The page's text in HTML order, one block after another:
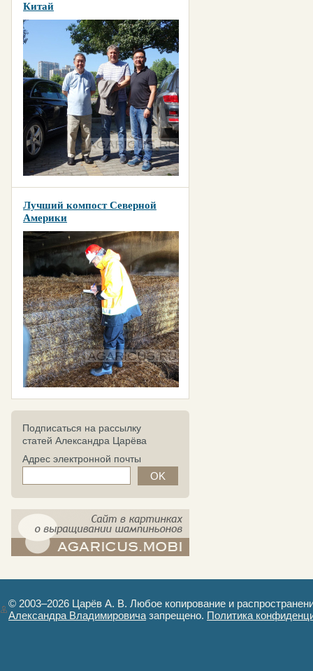
Китай
Лучший компост Северной
Америки
Подписаться на рассылку
статей Александра Царёва
Адрес электронной почты
© 2003–2026 Царёв А. В. Любое копирование и
Александра Владимировича запрещено. Политика
Авторизация